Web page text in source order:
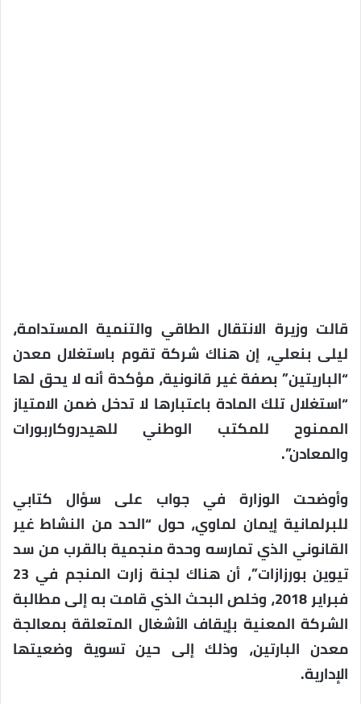
قالت وزيرة الانتقال الطاقي والتنمية المستدامة،
ليلى بنعلي، إن هناك شركة تقوم باستغلال معدن
“الباريتين” بصفة غير قانونية، مؤكدة أنه لا يحق لها
“استغلال تلك المادة باعتبارها لا تدخل ضمن الامتياز
الممنوح للمكتب الوطني للهيدروكاربورات
والمعادن”.
وأوضحت الوزارة في جواب على سؤال كتابي
للبرلمانية إيمان لماوي، حول “الحد من النشاط غير
القانوني الذي تمارسه وحدة منجمية بالقرب من سد
تيوين بورزازات”، أن هناك لجنة زارت المنجم في 23
فبراير 2018، وخلص البحث الذي قامت به إلى مطالبة
الشركة المعنية بإيقاف الأشغال المتعلقة بمعالجة
معدن البارتين، وذلك إلى حين تسوية وضعيتها
الإدارية.